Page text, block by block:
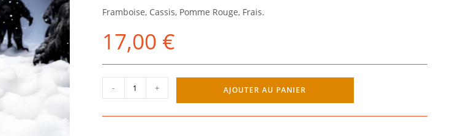
Framboise, Cassis, Pomme Rouge, Frais.
17,00 €
quantité
de
- + AJOUTER AU PANIER